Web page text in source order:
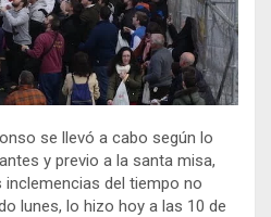
se llevó a cabo según lo
y previo a la santa misa,
inclemencias del tiempo no
lunes, lo hizo hoy a las 10 de